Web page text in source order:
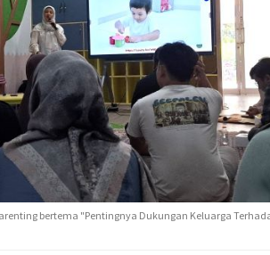
bertema "Pentingnya Dukungan Keluarga